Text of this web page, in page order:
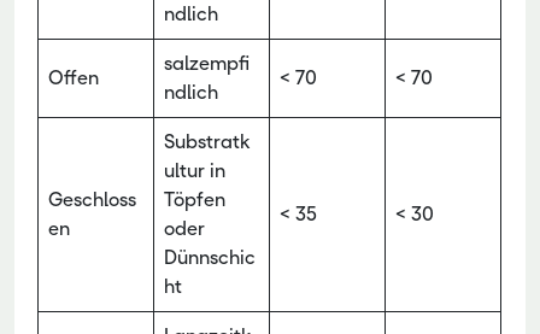
ndlich
Offen
salzempfi
ndlich
< 70 < 70
Geschloss
en
Substratk
ultur in
Töpfen
oder
Dünnschic
ht
< 35 < 30